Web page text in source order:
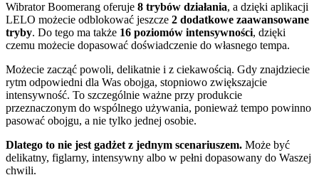
Wibrator Boomerang oferuje 8 trybów działania, a dzięki aplikacji
LELO możecie odblokować jeszcze 2 dodatkowe zaawansowane
tryby. Do tego ma także 16 poziomów intensywności, dzięki
czemu możecie dopasować doświadczenie do własnego tempa.
Możecie zacząć powoli, delikatnie i z ciekawością. Gdy znajdziecie
rytm odpowiedni dla Was obojga, stopniowo zwiększajcie
intensywność. To szczególnie ważne przy produkcie
przeznaczonym do wspólnego używania, ponieważ tempo powinno
pasować obojgu, a nie tylko jednej osobie.
Dlatego to nie jest gadżet z jednym scenariuszem. Może być
delikatny, figlarny, intensywny albo w pełni dopasowany do Waszej
chwili.